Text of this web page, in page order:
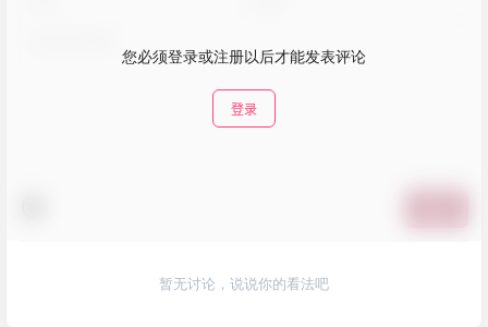
您必须登录或注册以后才能发表评论
登录
暂无讨论，说说你的看法吧